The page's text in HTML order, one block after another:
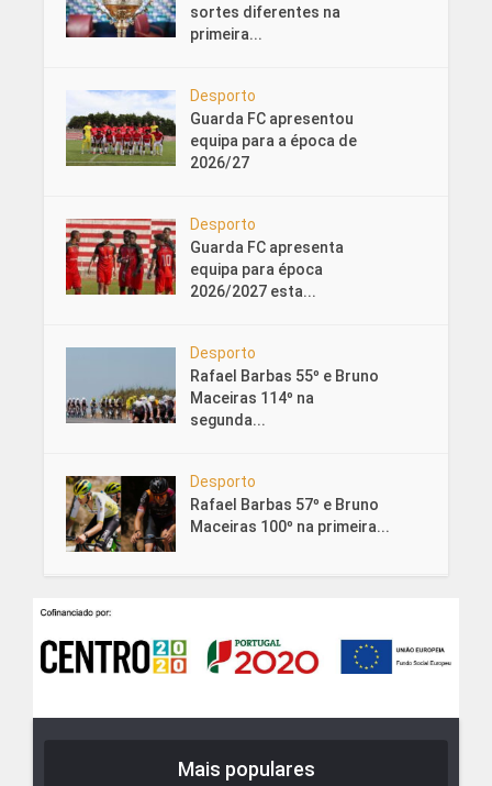
sortes diferentes na
primeira...
Desporto
Guarda FC apresentou
equipa para a época de
2026/27
Desporto
Guarda FC apresenta
equipa para época
2026/2027 esta...
Desporto
Rafael Barbas 55º e Bruno
Maceiras 114º na
segunda...
Desporto
Rafael Barbas 57º e Bruno
Maceiras 100º na primeira...
Mais populares